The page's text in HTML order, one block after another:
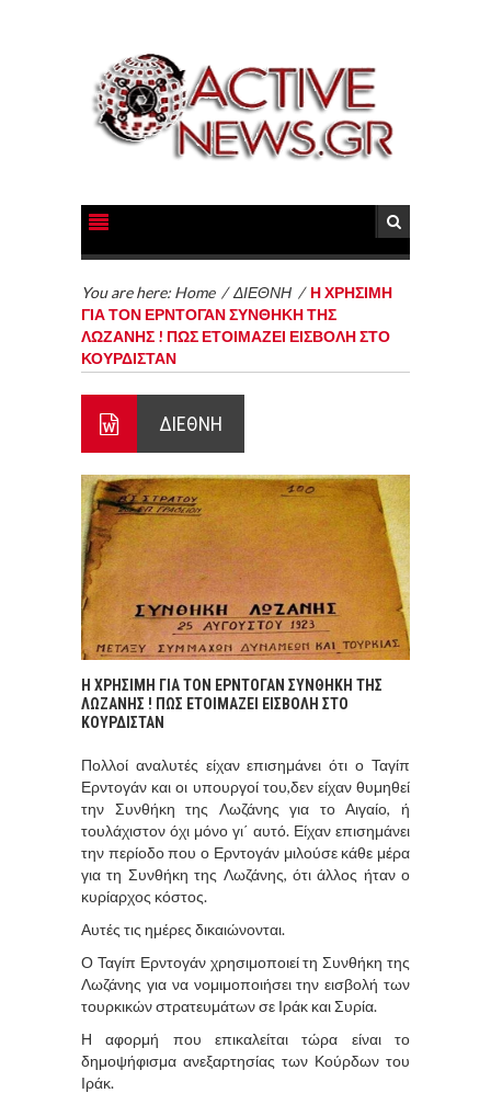
You are here: Home /ΔΙΕΘΝΗ / Η ΧΡΗΣΙΜΗ
ΓΙΑ ΤΟΝ ΕΡΝΤΟΓΑΝ ΣΥΝΘΗΚΗ ΤΗΣ
ΛΩΖΑΝΗΣ ! ΠΩΣ ΕΤΟΙΜΑΖΕΙ ΕΙΣΒΟΛΗ ΣΤΟ
ΚΟΥΡΔΙΣΤΑΝ
ΔΙΕΘΝΗ
Η ΧΡΗΣΙΜΗ ΓΙΑ ΤΟΝ ΕΡΝΤΟΓΑΝ ΣΥΝΘΗΚΗ ΤΗΣ
ΛΩΖΑΝΗΣ ! ΠΩΣ ΕΤΟΙΜΑΖΕΙ ΕΙΣΒΟΛΗ ΣΤΟ
ΚΟΥΡΔΙΣΤΑΝ
Πολλοί αναλυτές είχαν επισημάνει ότι ο Ταγίπ
Ερντογάν και οι υπουργοί του,δεν είχαν θυμηθεί
την Συνθήκη της Λωζάνης για το Αιγαίο, ή
τουλάχιστον όχι μόνο γι΄ αυτό. Είχαν επισημάνει
την περίοδο που ο Ερντογάν μιλούσε κάθε μέρα
για τη Συνθήκη της Λωζάνης, ότι άλλος ήταν ο
κυρίαρχος κόστος.
Αυτές τις ημέρες δικαιώνονται.
Ο Ταγίπ Ερντογάν χρησιμοποιεί τη Συνθήκη της
Λωζάνης για να νομιμοποιήσει την εισβολή των
τουρκικών στρατευμάτων σε Ιράκ και Συρία.
Η αφορμή που επικαλείται τώρα είναι το
δημοψήφισμα ανεξαρτησίας των Κούρδων του
Ιράκ.